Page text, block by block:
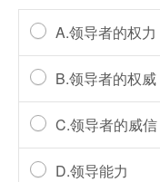
A.领导者的权力
B.领导者的权威
C.领导者的威信
D.领导能力